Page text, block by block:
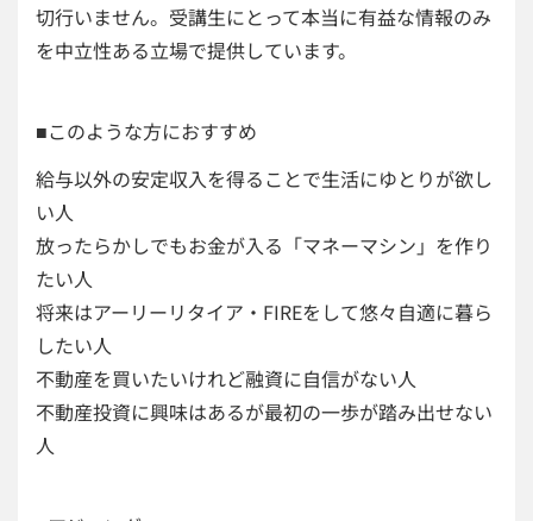
切行いません。受講生にとって本当に有益な情報のみ
を中立性ある立場で提供しています。
■このような方におすすめ
給与以外の安定収入を得ることで生活にゆとりが欲し
い人
放ったらかしでもお金が入る「マネーマシン」を作り
たい人
将来はアーリーリタイア・FIREをして悠々自適に暮ら
したい人
不動産を買いたいけれど融資に自信がない人
不動産投資に興味はあるが最初の一歩が踏み出せない
人